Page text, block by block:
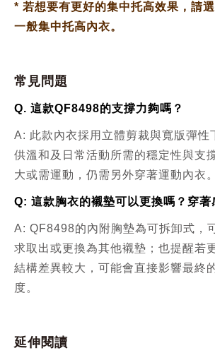
* 若想要有更好的集中托高效果，請
一般集中托高內衣。
常見問題
Q. 這款QF8498的支撐力夠嗎？
A: 此款內衣採用立體剪裁與寬版彈性
供溫和及日常活動所需的穩定性與支
大或需運動，仍需另外穿著運動內衣。
Q: 這款胸衣的襯墊可以更換嗎？穿著
A: QF8498的內附胸墊為可拆卸式，
求取出或更換為其他襯墊；也提醒若
結構差異較大，可能會直接影響最終
度。
延伸閱讀